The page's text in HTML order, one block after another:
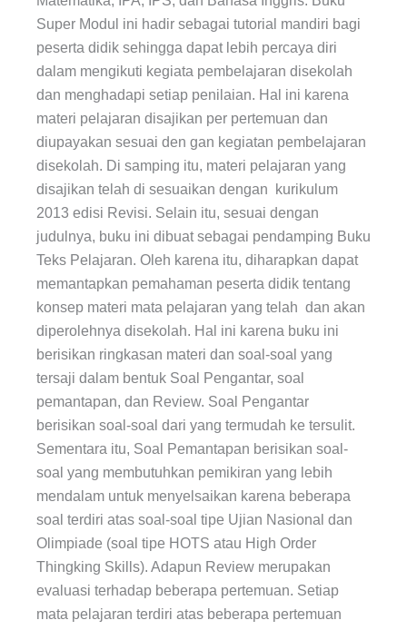
Super Modul ini hadir sebagai tutorial mandiri bagi
peserta didik sehingga dapat lebih percaya diri
dalam mengikuti kegiata pembelajaran disekolah
dan menghadapi setiap penilaian. Hal ini karena
materi pelajaran disajikan per pertemuan dan
diupayakan sesuai den gan kegiatan pembelajaran
disekolah. Di samping itu, materi pelajaran yang
disajikan telah di sesuaikan dengan kurikulum
2013 edisi Revisi. Selain itu, sesuai dengan
judulnya, buku ini dibuat sebagai pendamping Buku
Teks Pelajaran. Oleh karena itu, diharapkan dapat
memantapkan pemahaman peserta didik tentang
konsep materi mata pelajaran yang telah dan akan
diperolehnya disekolah. Hal ini karena buku ini
berisikan ringkasan materi dan soal-soal yang
tersaji dalam bentuk Soal Pengantar, soal
pemantapan, dan Review. Soal Pengantar
berisikan soal-soal dari yang termudah ke tersulit.
Sementara itu, Soal Pemantapan berisikan soal-
soal yang membutuhkan pemikiran yang lebih
mendalam untuk menyelsaikan karena beberapa
soal terdiri atas soal-soal tipe Ujian Nasional dan
Olimpiade (soal tipe HOTS atau High Order
Thingking Skills). Adapun Review merupakan
evaluasi terhadap beberapa pertemuan. Setiap
mata pelajaran terdiri atas beberapa pertemuan